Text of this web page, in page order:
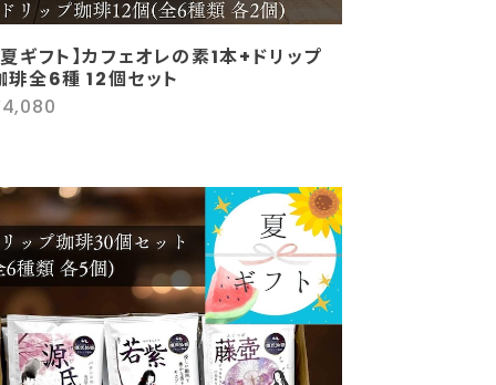
夏ギフト】カフェオレの素1本+ドリップ
琲全6種 12個セット